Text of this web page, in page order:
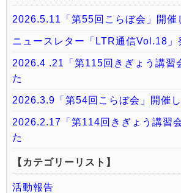
2026.5.11「第55回こらぼ会」開催
ニュースレター「LTR通信Vol.18」
2026.4 .21「第115回きぎょう講習
た
2026.3.9「第54回こらぼ会」開催
2026.2.17「第114回きぎょう講習
た
【カテゴリーリスト】
活動報告